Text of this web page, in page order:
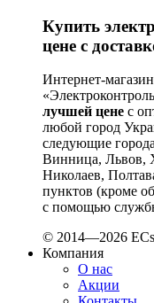
Купить
цене с
Интернет-
лучшей цене с
любой город
следующие
Винница, Львов,
Николаев,
пунктов (кроме
с помощью
© 2014—2026
Компания
О нас
Акции